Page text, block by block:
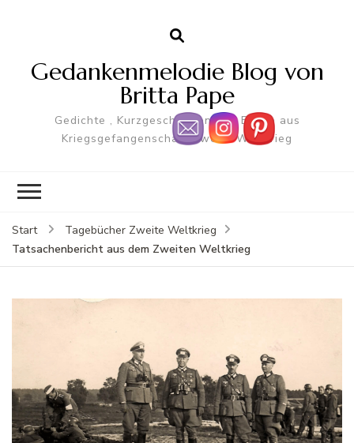
Gedankenmelodie Blog von
Britta Pape
Gedichte , Kurzgeschichten und Briefe aus
Kriegsgefangenschaft Zweite Weltkrieg
Start
Tagebücher Zweite Weltkrieg
Tatsachenbericht aus dem Zweiten Weltkrieg